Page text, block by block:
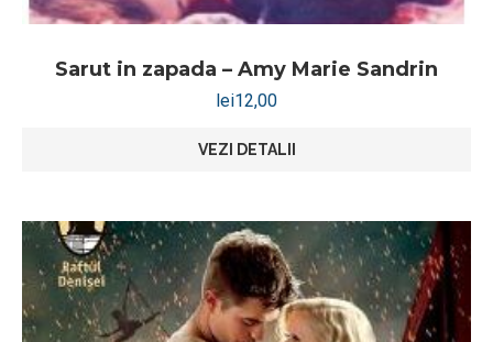
Sarut in zapada – Amy Marie Sandrin
lei12,00
VEZI DETALII